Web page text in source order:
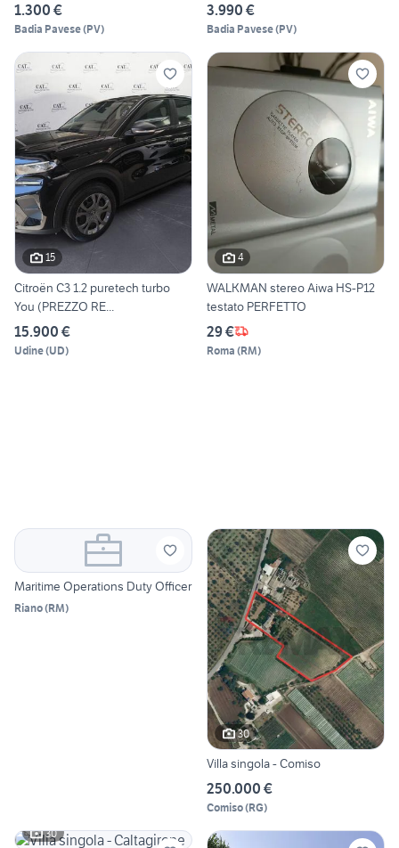
1.300 €
Badia Pavese(PV)
3.990 €
Badia Pavese(PV)
15
Citroën C3 1.2 puretech turbo
You (PREZZO RE...
15.900 €
Udine(UD)
4
WALKMAN stereo Aiwa HS-P12
testato PERFETTO
29 €
Roma (RM)
Maritime Operations Duty Officer
Riano(RM)
30
Villa singola - Comiso
250.000 €
Comiso(RG)
30